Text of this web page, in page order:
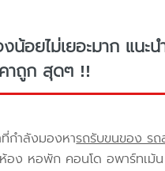
น้อยไม่เยอะมาก แนะน
าถูก สุดๆ !!
กำลังมองหารถรับขนของ รถ
ห้อง หอพัก คอนโด อพาร์ทเม้